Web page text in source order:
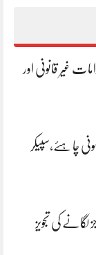
اقدامات غیر قانونی اور
چاہئے،سپیکر
لگانے کی تجویز